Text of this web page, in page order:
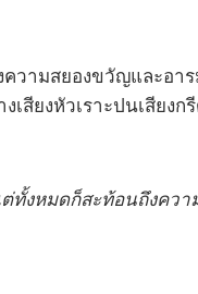
ความสยองขวัญและอ
สียงหัวเราะปนเสียงก
ทั้งหมดก็สะท้อนถึงคว